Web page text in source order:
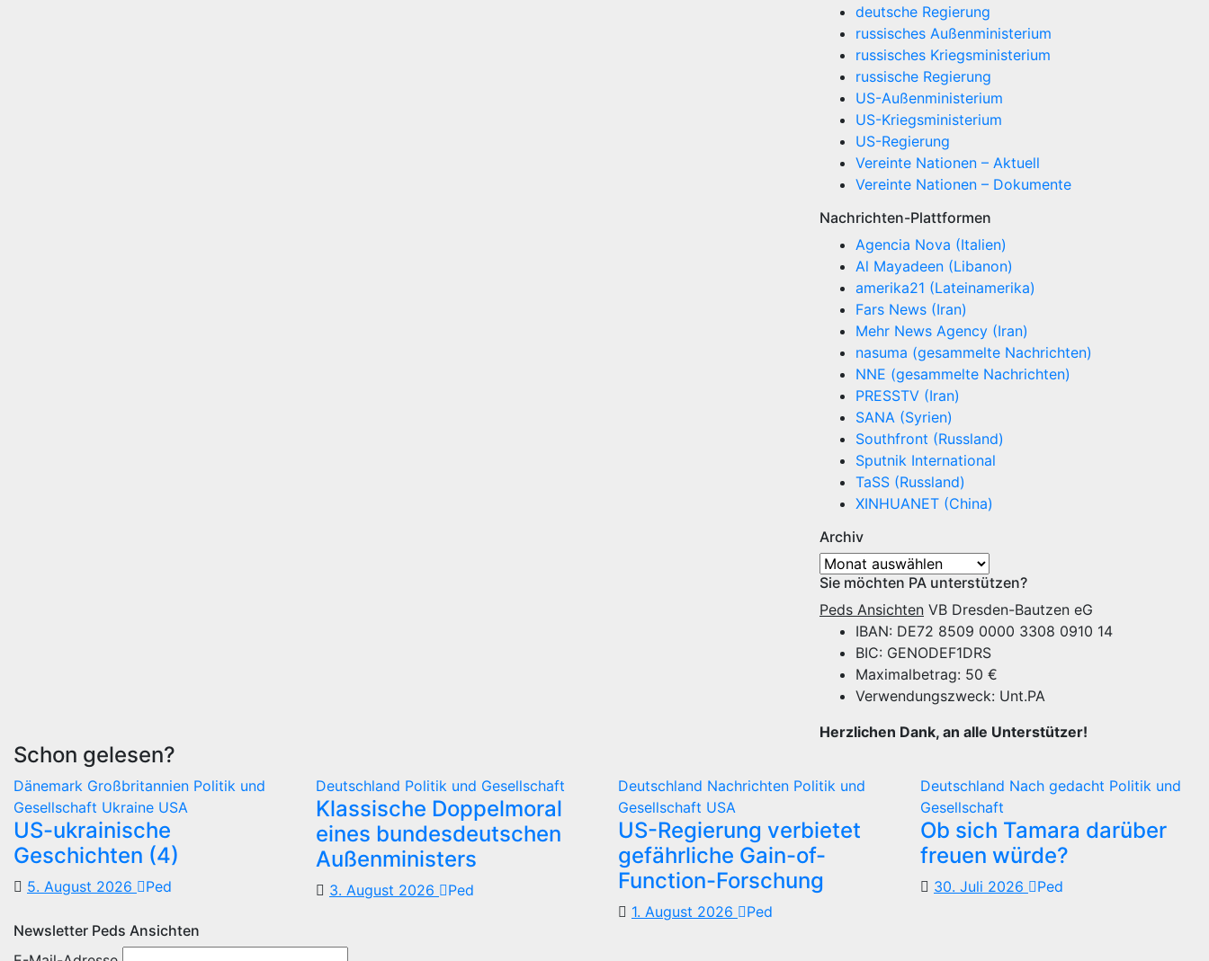
deutsche Regierung
russisches Außenministerium
russisches Kriegsministerium
russische Regierung
US-Außenministerium
US-Kriegsministerium
US-Regierung
Vereinte Nationen – Aktuell
Vereinte Nationen – Dokumente
Nachrichten-Plattformen
Agencia Nova (Italien)
Al Mayadeen (Libanon)
amerika21 (Lateinamerika)
Fars News (Iran)
Mehr News Agency (Iran)
nasuma (gesammelte Nachrichten)
NNE (gesammelte Nachrichten)
PRESSTV (Iran)
SANA (Syrien)
Southfront (Russland)
Sputnik International
TaSS (Russland)
XINHUANET (China)
Archiv
Archiv
Sie möchten PA unterstützen?
Peds Ansichten VB Dresden-Bautzen eG
IBAN: DE72 8509 0000 3308 0910 14
BIC: GENODEF1DRS
Maximalbetrag: 50 €
Verwendungszweck: Unt.PA
Herzlichen Dank, an alle Unterstützer!
Schon gelesen?
Dänemark Großbritannien Politik und
Gesellschaft Ukraine USA
US-ukrainische
Geschichten (4)
5. August 2026 Ped
Deutschland Politik und Gesellschaft
Klassische Doppelmoral
eines bundesdeutschen
Außenministers
3. August 2026 Ped
Deutschland Nachrichten Politik und
Gesellschaft USA
US-Regierung verbietet
gefährliche Gain-of-
Function-Forschung
1. August 2026 Ped
Deutschland Nach gedacht Politik und
Gesellschaft
Ob sich Tamara darüber
freuen würde?
30. Juli 2026 Ped
Newsletter Peds Ansichten